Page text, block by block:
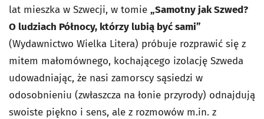
lat mieszka w Szwecji, w tomie „Samotny jak Szwed?
O ludziach Północy, którzy lubią być sami”
(Wydawnictwo Wielka Litera) próbuje rozprawić się z
mitem małomównego, kochającego izolację Szweda
udowadniając, że nasi zamorscy sąsiedzi w
odosobnieniu (zwłaszcza na łonie przyrody) odnajdują
swoiste piękno i sens, ale z rozmowów m.in. z